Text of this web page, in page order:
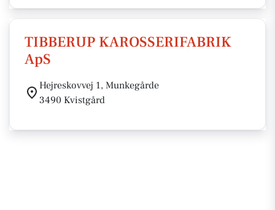
TIBBERUP KAROSSERIFABRIK
ApS
Hejreskovvej 1, Munkegårde
3490 Kvistgård